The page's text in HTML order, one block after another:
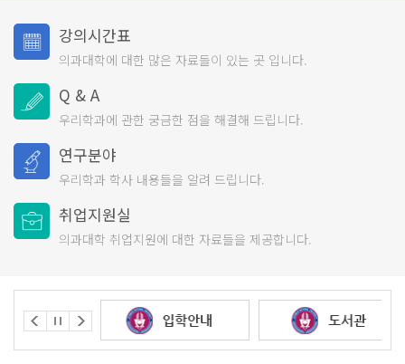
강의시간표
의과대학에 대한 많은 자료들이 있는 곳 입니다.
Q & A
우리학과에 관한 궁금한 점을 해결해 드립니다.
연구분야
우리학과 학사 내용들을 알려 드립니다.
취업지원실
의과대학 취업지원에 대한 자료들을 제공합니다.